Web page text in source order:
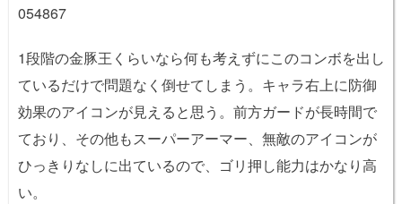
054867
1段階の金豚王くらいなら何も考えずにこのコンボを出し
ているだけで問題なく倒せてしまう。キャラ右上に防御
効果のアイコンが見えると思う。前方ガードが長時間で
ており、その他もスーパーアーマー、無敵のアイコンが
ひっきりなしに出ているので、ゴリ押し能力はかなり高
い。